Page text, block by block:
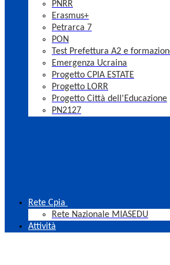
PNRR
Erasmus+
Petrarca 7
PON
Test Prefettura A2 e
Emergenza Ucraina
Progetto CPIA ESTATE
Progetto LORR
Progetto Città dell'Educazione
PN2127
Rete Cpia
Rete Nazionale MIASEDU
Attività